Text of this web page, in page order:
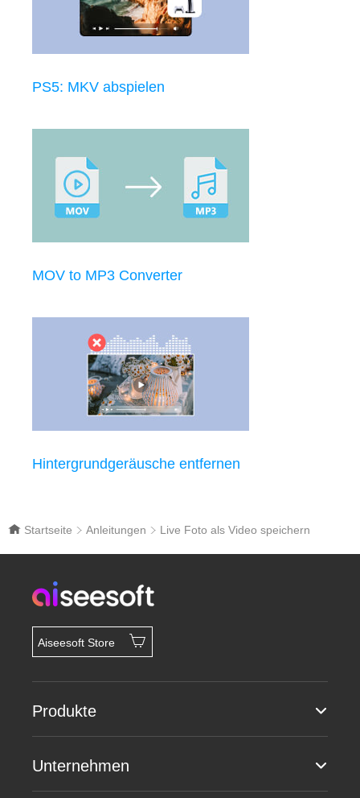
PS5: MKV abspielen
MOV to MP3 Converter
Hintergrundgeräusche entfernen
Startseite Anleitungen Live Foto als Video speichern
Aiseesoft Store
Produkte
Unternehmen